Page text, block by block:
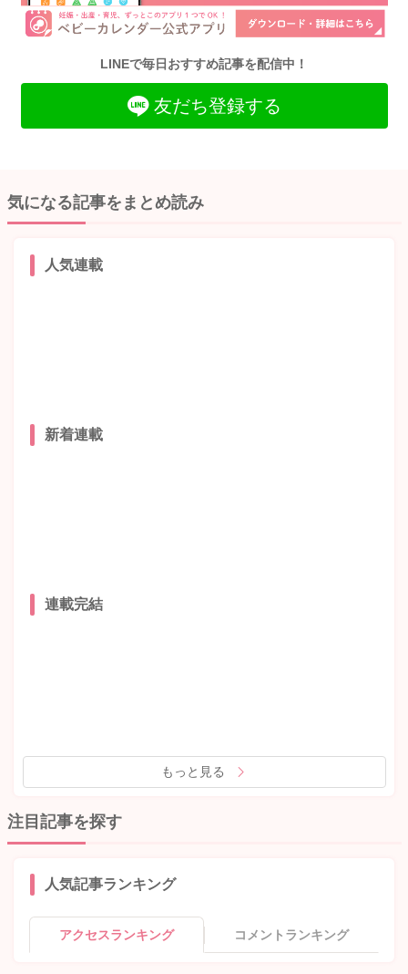
LINEで毎日おすすめ記事を配信中！
友だち登録する
気になる記事をまとめ読み
人気連載
新着連載
連載完結
もっと見る
注目記事を探す
人気記事ランキング
アクセスランキング コメントランキング